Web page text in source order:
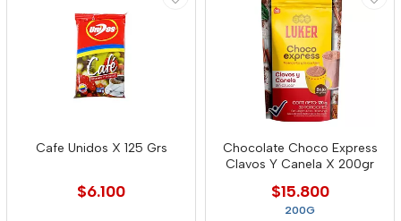
Cafe Unidos X 125 Grs
$6.100
Chocolate Choco Express
Clavos Y Canela X 200gr
$15.800
200G